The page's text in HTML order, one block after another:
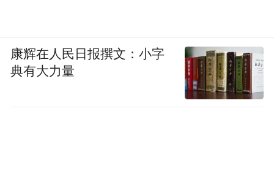
康辉在人民日报撰文：小字
典有大力量